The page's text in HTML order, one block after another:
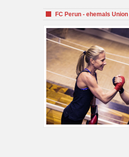
FC Perun - ehemals